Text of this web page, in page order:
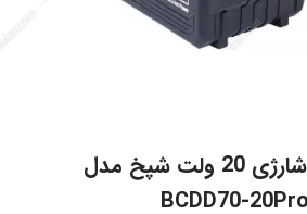
دریل پیچ گوشتی شارژی 20 ولت شپخ مدل